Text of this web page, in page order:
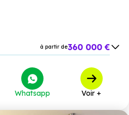
à partir de360 000 €
Whatsapp Voir +